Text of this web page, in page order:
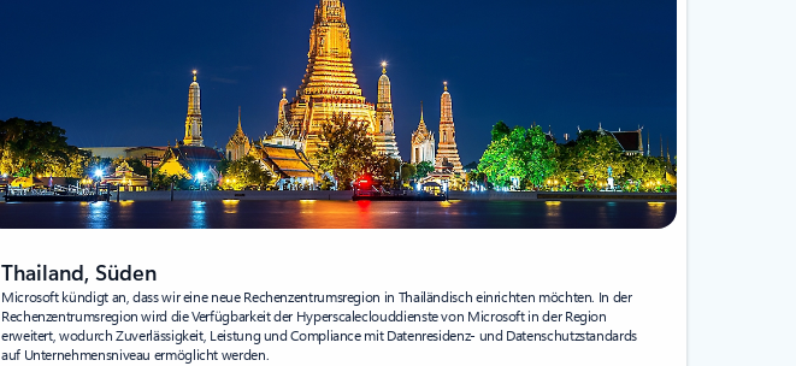
Thailand, Süden
Microsoft kündigt an, dass wir eine neue Rechenzentrumsregion in Thailändisch einrichten möchten. In der
Rechenzentrumsregion wird die Verfügbarkeit der Hyperscaleclouddienste von Microsoft in der Region
erweitert, wodurch Zuverlässigkeit, Leistung und Compliance mit Datenresidenz- und Datenschutzstandards
auf Unternehmensniveau ermöglicht werden.